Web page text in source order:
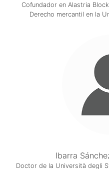
Cofundador en Alastria
Derecho mercantil en la
Ibarra
Doctor de la Università degli